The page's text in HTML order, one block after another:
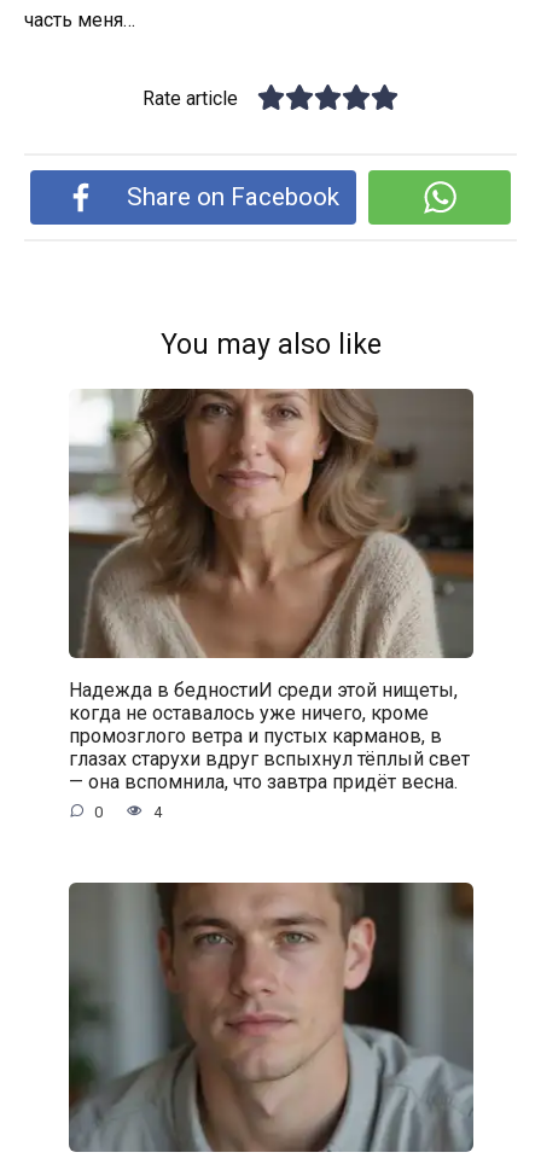
часть меня…
Rate article
Share on Facebook
You may also like
Надежда в бедностиИ среди этой нищеты,
когда не оставалось уже ничего, кроме
промозглого ветра и пустых карманов, в
глазах старухи вдруг вспыхнул тёплый свет
— она вспомнила, что завтра придёт весна.
0 4